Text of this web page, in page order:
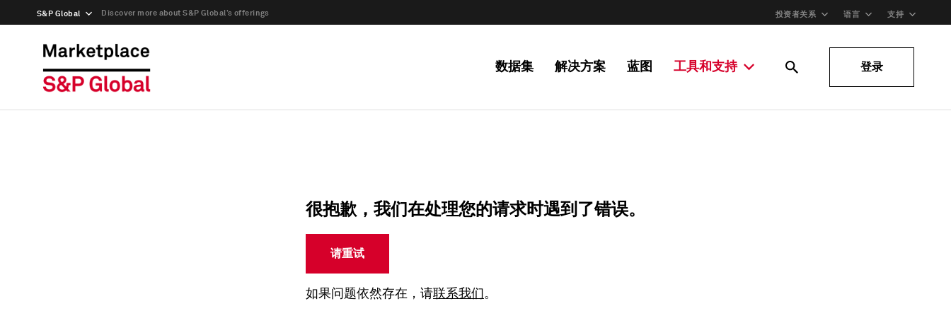
S&P Global Discover more about S&P Global’s offerings 投资者关系 语言 支持
数据集 解决方案 蓝图 工具和支持 登录
很抱歉，我们在处理您的请求时遇到了错误。
请重试
如果问题依然存在，请联系我们 。